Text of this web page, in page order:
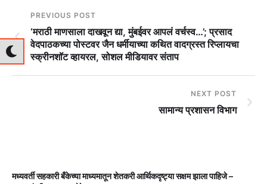
PREVIOUS POST
‘मराठी माणसाला दाखवून द्या, मुंबईवर आपलं वर्चस्व…’; प्रसाद
वेदपाठकच्या पोस्टवर जैन धर्मीयाच्या कथित वादग्रस्त रिप्लायचा
स्क्रीनशॉट व्हायरल, सोशल मीडियावर संताप
NEXT POST
सामान्य प्रशासन विभाग
मध्यवर्ती सहकारी बँकेच्या माध्यमातून शेतकरी आर्थिकदृष्ट्या सक्षम झाला पाहिजे –